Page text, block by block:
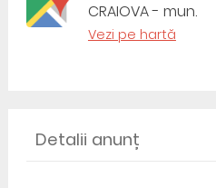
CRAIOVA - mun.
Vezi pe hartă
Detalii anunț